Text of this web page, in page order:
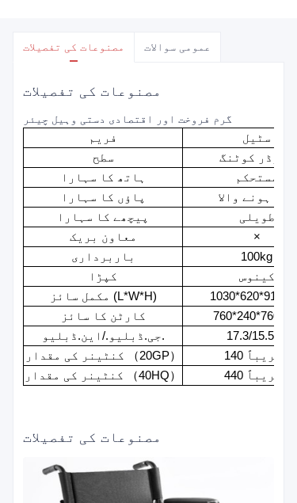
مصنوعات کی تفصیلات عمومی سوالات
مصنوعات کی تفصیلات
گرم فروخت اور اقتصادی دستی وہیل چیئر
فریم
سٹیل
سطح
پاؤڈر کوٹنگ
ہاتھ کا سہارا
مستحکم
پاؤں کا سہارا
جدا ہونے والا
پیچھے کا سہارا
طویلی
معاون بریک
×
باربرداری
100kg
کپڑا
کینوس
مکمل سائز (L*W*H)
1030*620*910mm
کارٹن کا سائز
760*240*760mm
جی.ڈبلیو./این.ڈبلیو.
17.3/15.5kg
کنٹینر کی مقدار （20GP）
تقریباً 140
کنٹینر کی مقدار （40HQ）
تقریباً 440
مصنوعات کی تفصیلات